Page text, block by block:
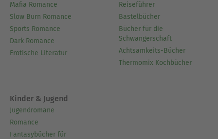
Mafia Romance
Slow Burn Romance
Sports Romance
Dark Romance
Erotische Literatur
Reiseführer
Bastelbücher
Bücher für die
Schwangerschaft
Achtsamkeits-Bücher
Thermomix Kochbücher
Kinder & Jugend
Jugendromane
Romance
Fantasybücher für